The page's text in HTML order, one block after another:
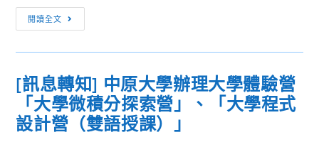
合
115
年
「虛
擬
辦
暑
經
濟
閱讀全文
息
轉
國
立
中
興
[訊息轉知] 中原大學辦理大學體驗營
「大學微積分探索營」、「大學程式
設計營（雙語授課）」